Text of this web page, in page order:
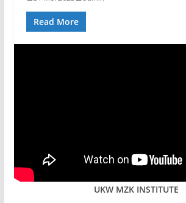
Read More
UKW MZK INSTITUTE